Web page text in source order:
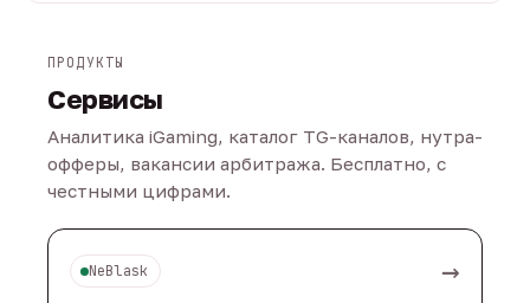
ПРОДУКТЫ
Сервисы
Аналитика iGaming, каталог TG-каналов, нутра-
офферы, вакансии арбитража. Бесплатно, с
честными цифрами.
NeBlask →